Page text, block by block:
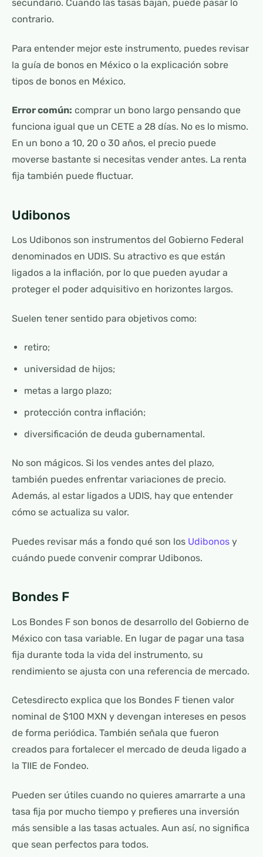
secundario. Cuando las tasas bajan, puede pasar lo
contrario.
Para entender mejor este instrumento, puedes revisar
la guía de bonos en México o la explicación sobre
tipos de bonos en México.
Error común: comprar un bono largo pensando que
funciona igual que un CETE a 28 días. No es lo mismo.
En un bono a 10, 20 o 30 años, el precio puede
moverse bastante si necesitas vender antes. La renta
fija también puede fluctuar.
Udibonos
Los Udibonos son instrumentos del Gobierno Federal
denominados en UDIS. Su atractivo es que están
ligados a la inflación, por lo que pueden ayudar a
proteger el poder adquisitivo en horizontes largos.
Suelen tener sentido para objetivos como:
retiro;
universidad de hijos;
metas a largo plazo;
protección contra inflación;
diversificación de deuda gubernamental.
No son mágicos. Si los vendes antes del plazo,
también puedes enfrentar variaciones de precio.
Además, al estar ligados a UDIS, hay que entender
cómo se actualiza su valor.
Puedes revisar más a fondo qué son los Udibonos y
cuándo puede convenir comprar Udibonos.
Bondes F
Los Bondes F son bonos de desarrollo del Gobierno de
México con tasa variable. En lugar de pagar una tasa
fija durante toda la vida del instrumento, su
rendimiento se ajusta con una referencia de mercado.
Cetesdirecto explica que los Bondes F tienen valor
nominal de $100 MXN y devengan intereses en pesos
de forma periódica. También señala que fueron
creados para fortalecer el mercado de deuda ligado a
la TIIE de Fondeo.
Pueden ser útiles cuando no quieres amarrarte a una
tasa fija por mucho tiempo y prefieres una inversión
más sensible a las tasas actuales. Aun así, no significa
que sean perfectos para todos.